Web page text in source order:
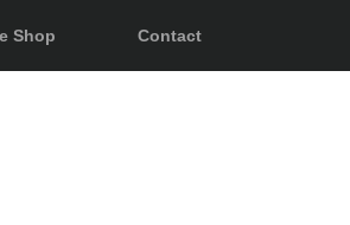
Shop Contact